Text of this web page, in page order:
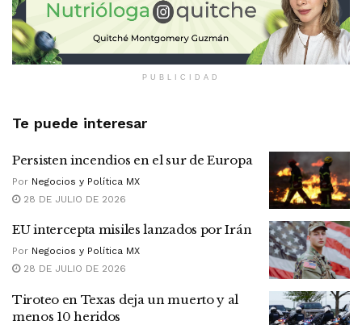
PUBLICIDAD
Te puede interesar
Persisten incendios en el sur de Europa
Por Negocios y Política MX
28 DE JULIO DE 2026
EU intercepta misiles lanzados por Irán
Por Negocios y Política MX
28 DE JULIO DE 2026
Tiroteo en Texas deja un muerto y al
menos 10 heridos